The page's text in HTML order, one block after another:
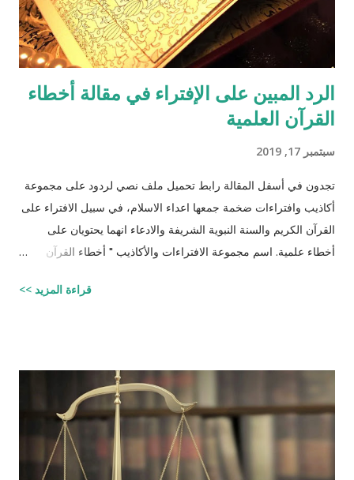
الرد المبين على الإفتراء في مقالة أخطاء
القرآن العلمية
سبتمبر 17, 2019
تجدون في أسفل المقالة رابط تحميل ملف نصي لردود على مجموعة
أكاذيب وافتراءات ضخمة جمعها اعداء الاسلام، في سبيل الافتراء على
القرآن الكريم والسنة النبوية الشريفة والادعاء انهما يحتويان على
أخطاء علمية. اسم مجموعة الافتراءات والأكاذيب " أخطاء القرآن
واتبعته بردٍ يليه . راجيًا أن يكون ذلك في ميزان حسناتي ، ولا تنسوني
قراءة المزيد >>